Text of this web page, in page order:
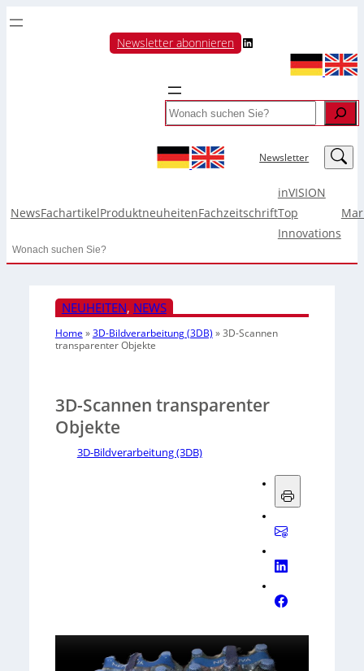
Newsletter abonnieren LinkedIn
Search
Newsletter LinkedIn
NewsFachartikelProduktneuheitenFachzeitschrift
inVISION
Top
Innovations
Search
NEUHEITEN, NEWS
Home »3D-Bildverarbeitung (3DB) »3D-Scannen
transparenter Objekte
3D-Scannen transparenter
Objekte
3D-Bildverarbeitung (3DB)